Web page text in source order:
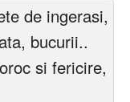
de ingerasi,
bucurii..
si fericire,